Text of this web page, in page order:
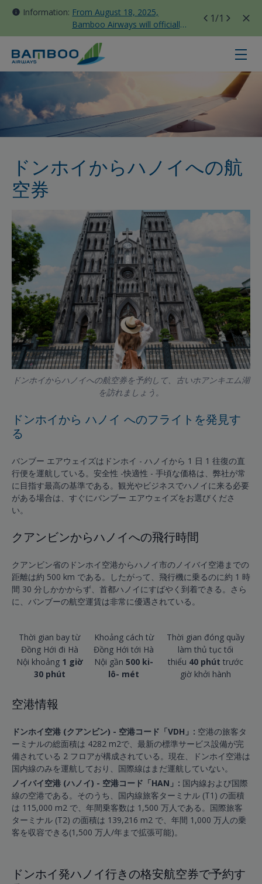
Information: From August 18, 2025,
Bamboo Airways will officially
move all domestic flights to
Tan Son Nhat Terminal T3
1/1
ドンホイ - ハノイ - Bamboo
ドンホイからハノイへの航
空券
ドンホイからハノイへの航空券を予約して、古いホアンキエム湖
を訪れましょう。
ドンホイから ハノイ へのフライトを発見す
る
バンブー エアウェイズはドンホイ - ハノイから 1 日 1 往復の直
行便を運航している。安全性 -快適性 - 手頃な価格は、弊社が常
に目指す最高の基準である。観光やビジネスでハノイに来る必要
がある場合は、すぐにバンブー エアウェイズをお選びくださ
い。
クアンビンからハノイへの飛行時間
クアンビン省のドンホイ空港からハノイ市のノイバイ空港までの
距離は約 500 km である。したがって、飛行機に乗るのに約 1 時
間 30 分しかかからず、首都ハノイにすばやく到着できる。さら
に、バンブーの航空運賃は非常に優遇されている。
Thời gian bay từ
Đồng Hới đi Hà
Nội khoảng1 giờ
30 phút
Khoảng cách từ
Đồng Hới tới Hà
Nội gần 500 ki-
lô- mét
Thời gian đóng quầy
làm thủ tục tối
thiểu 40 phút trước
giờ khởi hành
空港情報
ドンホイ空港 (クアンビン) - 空港コード「VDH」: 空港の旅客タ
ーミナルの総面積は 4282 m2で、最新の標準サービス設備が完
備されている 2 フロアが構成されている。現在、ドンホイ空港は
国内線のみを運航しており、国際線はまだ運航していない。
ノイバイ空港 (ハノイ) - 空港コード「HAN」: 国内線および国際
線の空港である。そのうち、国内線旅客ターミナル (T1) の面積
は 115,000 m2 で、年間乗客数は 1,500 万人である。国際旅客
ターミナル (T2) の面積は 139,216 m2 で、年間 1,000 万人の乗
客を収容できる(1,500 万人/年まで拡張可能)。
ドンホイ発ハノイ行きの格安航空券で予約す